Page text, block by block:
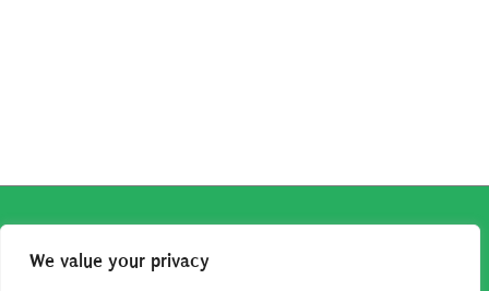
We value your privacy
associato Amazon percepisce dei ricavi da acquisti idonei.